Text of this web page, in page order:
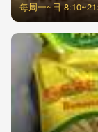
每周一~日